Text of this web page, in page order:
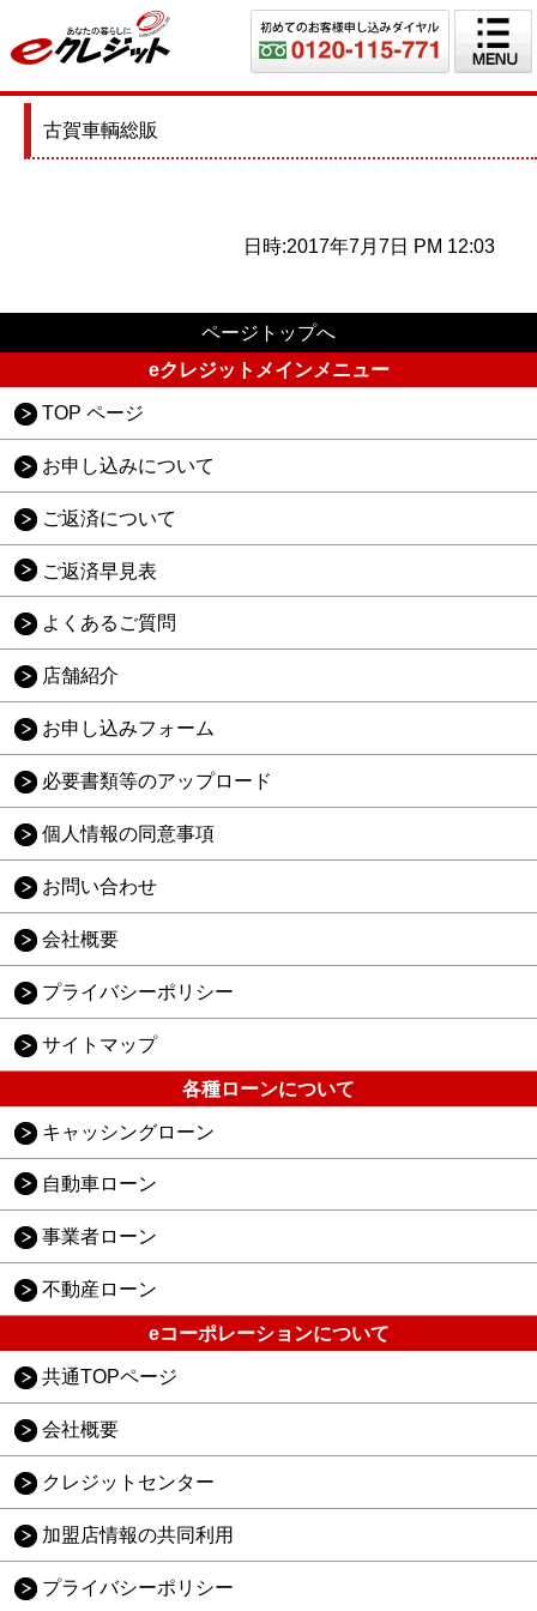
古賀車輌総販
日時:2017年7月7日 PM 12:03
ページトップへ
eクレジットメインメニュー
TOP ページ
お申し込みについて
ご返済について
ご返済早見表
よくあるご質問
店舗紹介
お申し込みフォーム
必要書類等のアップロード
個人情報の同意事項
お問い合わせ
会社概要
プライバシーポリシー
サイトマップ
各種ローンについて
キャッシングローン
自動車ローン
事業者ローン
不動産ローン
eコーポレーションについて
共通TOPページ
会社概要
クレジットセンター
加盟店情報の共同利用
プライバシーポリシー